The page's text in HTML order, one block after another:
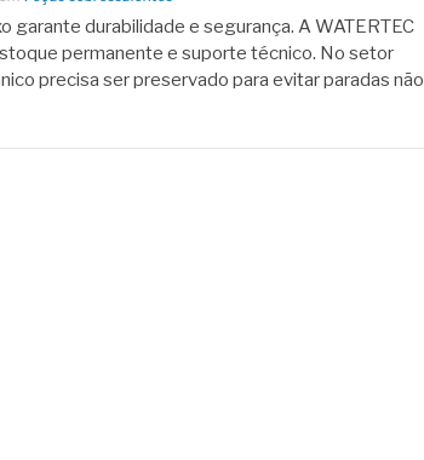
garante durabilidade e segurança. A WATERTEC
permanente e suporte técnico. No setor
precisa ser preservado para evitar paradas não